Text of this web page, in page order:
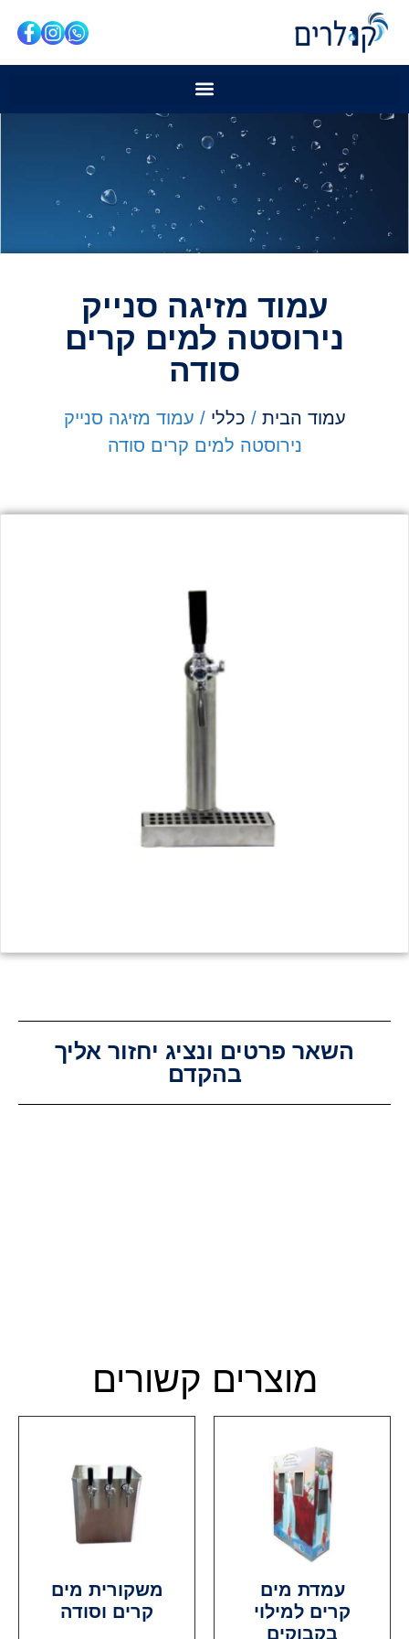
עמוד מזיגה סנייק
נירוסטה למים קרים
סודה
עמוד הבית / כללי / עמוד מזיגה סנייק
נירוסטה למים קרים סודה
השאר פרטים ונציג יחזור אליך
בהקדם
מוצרים קשורים
עמדת מים
קרים למילוי
בקבוקים
משקורית מים
קרים וסודה